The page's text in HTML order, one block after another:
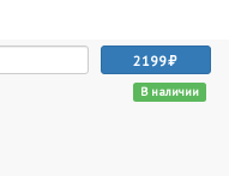
2199
В наличии